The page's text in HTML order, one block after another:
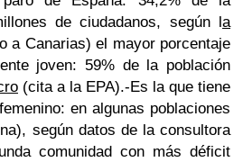
de ciudadanos, según la
a Canarias) el mayor porcentaje
joven: 59% de la población
(cita a la EPA).-Es la que tiene
en algunas poblaciones
según datos de la consultora
comunidad con más déficit